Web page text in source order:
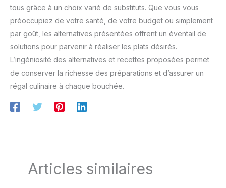
tous grâce à un choix varié de substituts. Que vous vous
préoccupiez de votre santé, de votre budget ou simplement
par goût, les alternatives présentées offrent un éventail de
solutions pour parvenir à réaliser les plats désirés.
L’ingéniosité des alternatives et recettes proposées permet
de conserver la richesse des préparations et d’assurer un
régal culinaire à chaque bouchée.
Articles similaires